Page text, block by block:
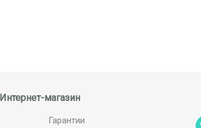
Интернет-магазин
Гарантии